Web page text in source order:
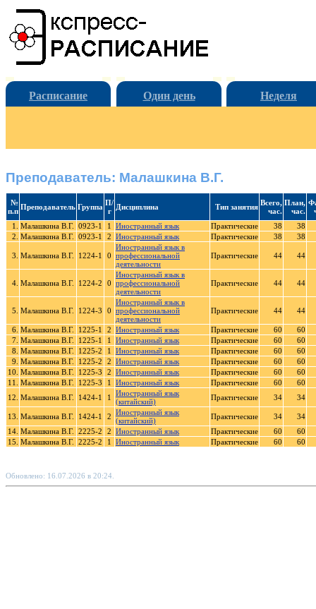
Расписание Один день Неделя
Преподаватель: Малашкина В.Г.
№
п.п Преподаватель Группа П/
г
Дисциплина Тип занятия Всего,
час.
План,
час.
1.
Малашкина В.Г. 0923-1 1 Иностранный язык Практические 38
38
2. Малашкина В.Г. 0923-1 2 Иностранный язык Практические 38 38
3. Малашкина В.Г. 1224-1 0
Иностранный язык в
профессиональной
деятельности
Практические 44 44
4. Малашкина В.Г. 1224-2 0
Иностранный язык в
профессиональной
деятельности
Практические 44 44
5. Малашкина В.Г. 1224-3 0
Иностранный язык в
профессиональной
деятельности
Практические 44 44
6. Малашкина В.Г. 1225-1 2 Иностранный язык Практические 60
60
7. Малашкина В.Г. 1225-1 1 Иностранный язык Практические 60
60
8. Малашкина В.Г. 1225-2 1 Иностранный язык Практические 60
60
9. Малашкина В.Г. 1225-2 2 Иностранный язык Практические 60
60
10. Малашкина В.Г. 1225-3 2 Иностранный язык Практические 60
60
11.
Малашкина В.Г. 1225-3 1 Иностранный язык Практические 60
60
12. Малашкина В.Г. 1424-1 1
Иностранный язык
(китайский)
Практические 34 34
13. Малашкина В.Г. 1424-1 2 Иностранный язык
(китайский)
Практические 34
34
14. Малашкина В.Г. 2225-2 2 Иностранный язык Практические 60
60
15. Малашкина В.Г. 2225-2 1 Иностранный язык Практические 60 60
Обновлено: 16.07.2026 в 20:24.